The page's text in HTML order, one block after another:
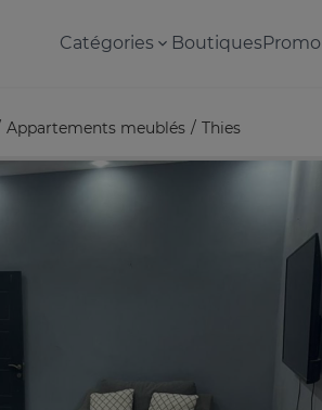
Catégories BoutiquesPromo
Appartements meublés Thies